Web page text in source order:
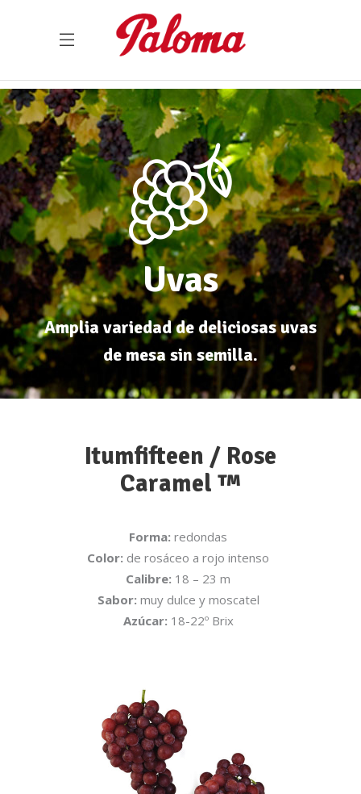
Uvas
Amplia variedad de deliciosas uvas
de mesa sin semilla.
Itumfifteen / Rose
Caramel ™
Forma: redondas
Color: de rosáceo a rojo intenso
Calibre: 18 – 23 m
Sabor: muy dulce y moscatel
Azúcar: 18-22º Brix